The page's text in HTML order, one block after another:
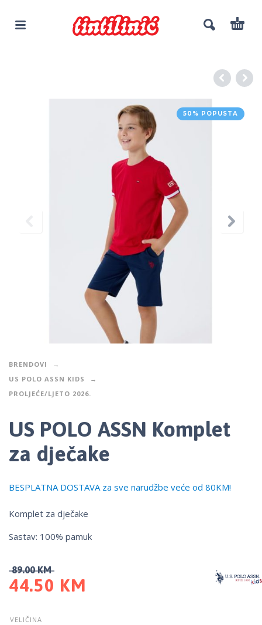
50% POPUSTA
BRENDOVI
US POLO ASSN KIDS
PROLJEĆE/LJETO 2026.
US POLO ASSN Komplet
za dječake
BESPLATNA DOSTAVA za sve narudžbe veće od 80KM!
Komplet za dječake
Sastav: 100% pamuk
89.00KM
44.50 KM
VELIČINA